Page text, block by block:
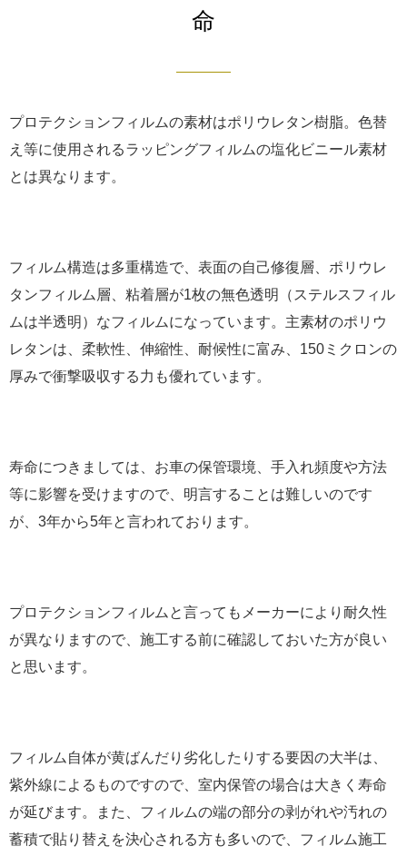
命
プロテクションフィルムの素材はポリウレタン樹脂。色替
え等に使用されるラッピングフィルムの塩化ビニール素材
とは異なります。
フィルム構造は多重構造で、表面の自己修復層、ポリウレ
タンフィルム層、粘着層が1枚の無色透明（ステルスフィル
ムは半透明）なフィルムになっています。主素材のポリウ
レタンは、柔軟性、伸縮性、耐候性に富み、150ミクロンの
厚みで衝撃吸収する力も優れています。
寿命につきましては、お車の保管環境、手入れ頻度や方法
等に影響を受けますので、明言することは難しいのです
が、3年から5年と言われております。
プロテクションフィルムと言ってもメーカーにより耐久性
が異なりますので、施工する前に確認しておいた方が良い
と思います。
フィルム自体が黄ばんだり劣化したりする要因の大半は、
紫外線によるものですので、室内保管の場合は大きく寿命
が延びます。また、フィルムの端の部分の剥がれや汚れの
蓄積で貼り替えを決心される方も多いので、フィルム施工